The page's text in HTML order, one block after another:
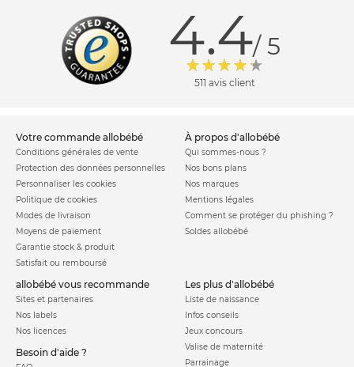
4.4/ 5
511 avis client
votre commande allobébé
Conditions générales de vente
Protection des données personnelles
Personnaliser les cookies
Politique de cookies
Modes de livraison
Moyens de paiement
Garantie stock & produit
Satisfait ou remboursé
à propos d'allobébé
Qui sommes-nous ?
Nos bons plans
Nos marques
Mentions légales
Comment se protéger du phishing ?
Soldes allobébé
allobébé vous recommande
Sites et partenaires
Nos labels
Nos licences
Besoin d'aide ?
les plus d'allobébé
Liste de naissance
Infos conseils
Jeux concours
Valise de maternité
Parrainage